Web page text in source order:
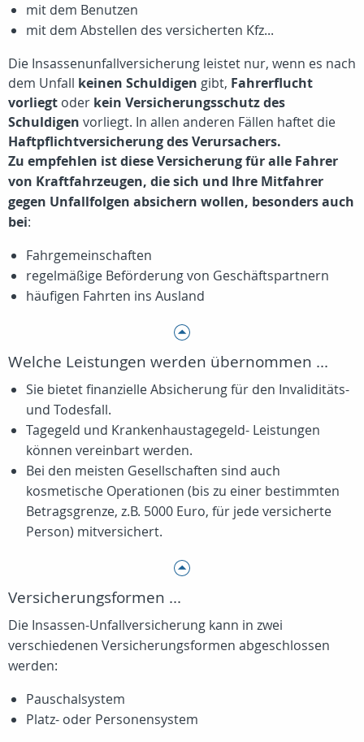
mit dem Benutzen
mit dem Abstellen des versicherten Kfz...
Die Insassenunfallversicherung leistet nur, wenn es nach
dem Unfall keinen Schuldigen gibt, Fahrerflucht
vorliegt oder kein Versicherungsschutz des
Schuldigen vorliegt. In allen anderen Fällen haftet die
Haftpflichtversicherung des Verursachers.
Zu empfehlen ist diese Versicherung für alle Fahrer
von Kraftfahrzeugen, die sich und Ihre Mitfahrer
gegen Unfallfolgen absichern wollen, besonders auch
bei:
Fahrgemeinschaften
regelmäßige Beförderung von Geschäftspartnern
häufigen Fahrten ins Ausland
Welche Leistungen werden übernommen ...
Sie bietet finanzielle Absicherung für den Invaliditäts-
und Todesfall.
Tagegeld und Krankenhaustagegeld- Leistungen
können vereinbart werden.
Bei den meisten Gesellschaften sind auch
kosmetische Operationen (bis zu einer bestimmten
Betragsgrenze, z.B. 5000 Euro, für jede versicherte
Person) mitversichert.
Versicherungsformen ...
Die Insassen-Unfallversicherung kann in zwei
verschiedenen Versicherungsformen abgeschlossen
werden:
Pauschalsystem
Platz- oder Personensystem